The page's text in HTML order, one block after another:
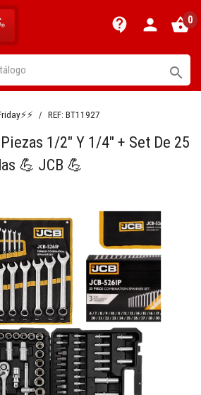
contact_support person shopping_basket0

REF: BT11927
1/2" Y 1/4" + Set De 25
💪 JCB 💪